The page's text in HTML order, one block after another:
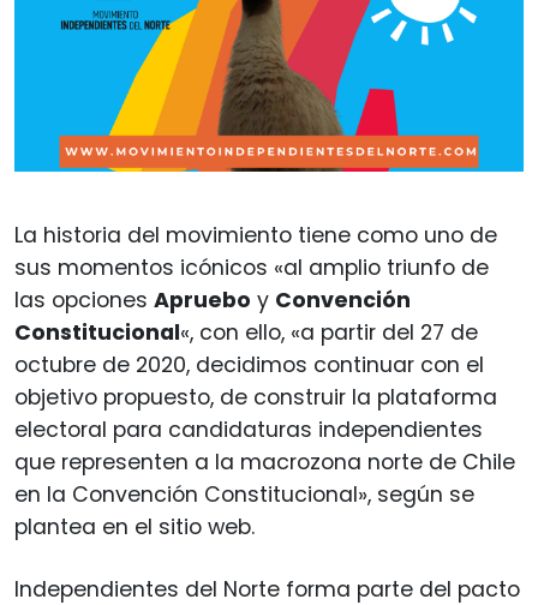
La historia del movimiento tiene como uno de
sus momentos icónicos «al amplio triunfo de
las opciones Apruebo y Convención
Constitucional«, con ello, «a partir del 27 de
octubre de 2020, decidimos continuar con el
objetivo propuesto, de construir la plataforma
electoral para candidaturas independientes
que representen a la macrozona norte de Chile
en la Convención Constitucional», según se
plantea en el sitio web.
Independientes del Norte forma parte del pacto